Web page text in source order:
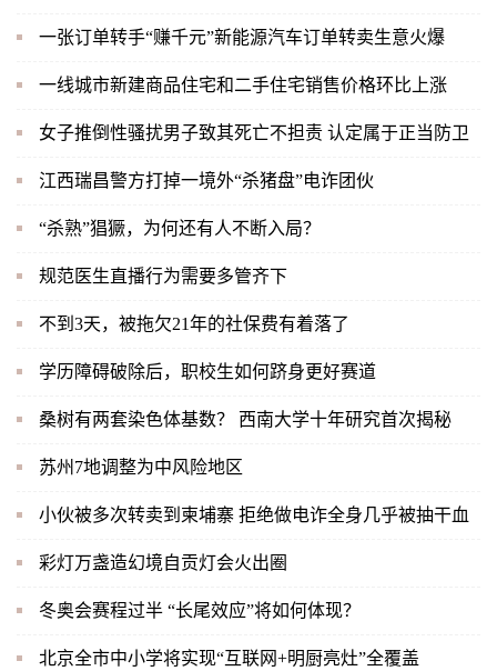
一张订单转手“赚千元”新能源汽车订单转卖生意火爆
一线城市新建商品住宅和二手住宅销售价格环比上涨
女子推倒性骚扰男子致其死亡不担责 认定属于正当防卫
江西瑞昌警方打掉一境外“杀猪盘”电诈团伙
“杀熟”猖獗，为何还有人不断入局？
规范医生直播行为需要多管齐下
不到3天，被拖欠21年的社保费有着落了
学历障碍破除后，职校生如何跻身更好赛道
桑树有两套染色体基数？ 西南大学十年研究首次揭秘
苏州7地调整为中风险地区
小伙被多次转卖到柬埔寨 拒绝做电诈全身几乎被抽干血
彩灯万盏造幻境自贡灯会火出圈
冬奥会赛程过半 “长尾效应”将如何体现？
北京全市中小学将实现“互联网+明厨亮灶”全覆盖